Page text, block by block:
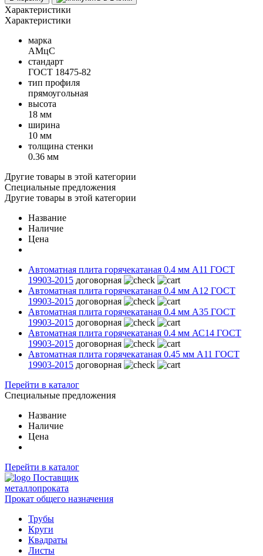
Характеристики
Характеристики
марка
АМцС
стандарт
ГОСТ 18475-82
тип профиля
прямоугольная
высота
18 мм
ширина
10 мм
толщина стенки
0.36 мм
Другие товары в этой категории
Специальные предложения
Другие товары в этой категории
Название
Наличие
Цена
Автоматная плита горячекатаная 0.4 мм А11 ГОСТ
19903-2015 договорная
Автоматная плита горячекатаная 0.4 мм А12 ГОСТ
19903-2015 договорная
Автоматная плита горячекатаная 0.4 мм А35 ГОСТ
19903-2015 договорная
Автоматная плита горячекатаная 0.4 мм АС14 ГОСТ
19903-2015 договорная
Автоматная плита горячекатаная 0.45 мм А11 ГОСТ
19903-2015 договорная
Перейти в каталог
Специальные предложения
Название
Наличие
Цена
Перейти в каталог
Поставщик
металлопроката
Прокат общего назначения
Трубы
Круги
Квадраты
Листы